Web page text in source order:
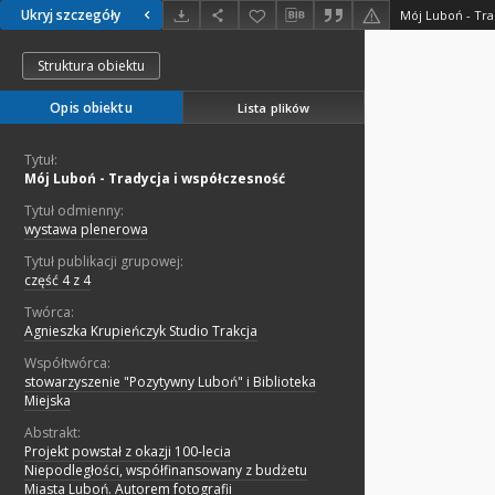
Ukryj szczegóły Mój Luboń -
Struktura obiektu
Opis obiektu Lista plików
Tytuł:
Mój Luboń - Tradycja i współczesność
Tytuł odmienny:
wystawa plenerowa
Tytuł publikacji grupowej:
część 4 z 4
Twórca:
Agnieszka Krupieńczyk Studio Trakcja
Współtwórca:
stowarzyszenie "Pozytywny Luboń" i Biblioteka
Miejska
Abstrakt:
Projekt powstał z okazji 100-lecia
Niepodległości, współfinansowany z budżetu
Miasta Luboń. Autorem fotografii